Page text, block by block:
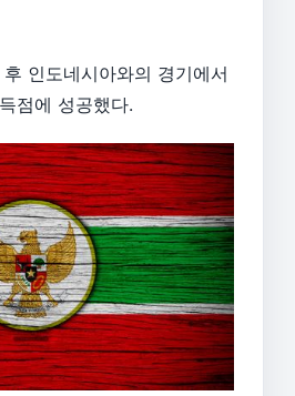
인도네시아와의 경기에서
점에 성공했다.